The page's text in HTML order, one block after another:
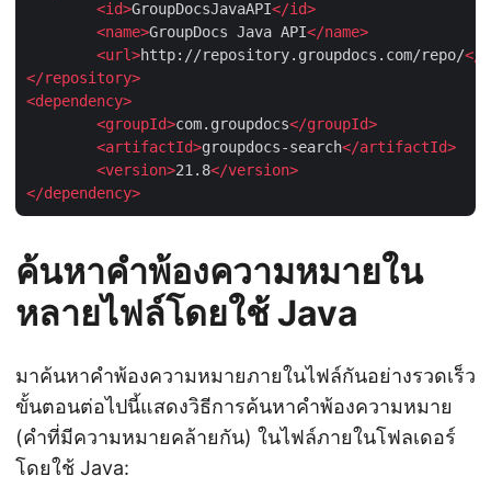
<id>GroupDocsJavaAPI</id>
<name>GroupDocs Java API</name>
<url>http://repository.groupdocs.com/repo/</
</repository>
<dependency>
<groupId>com.groupdocs</groupId>
<artifactId>groupdocs-search</artifactId>
<version>21.8</version>
</dependency>
ค้นหาคำพ้องความหมายใน
หลายไฟล์โดยใช้ Java
มาค้นหาคำพ้องความหมายภายในไฟล์กันอย่างรวดเร็ว
ขั้นตอนต่อไปนี้แสดงวิธีการค้นหาคำพ้องความหมาย
(คำที่มีความหมายคล้ายกัน) ในไฟล์ภายในโฟลเดอร์
โดยใช้ Java: